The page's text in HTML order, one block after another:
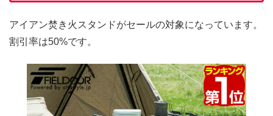
アイアン焚き火スタンドがセールの対象になっています。
割引率は50%です。